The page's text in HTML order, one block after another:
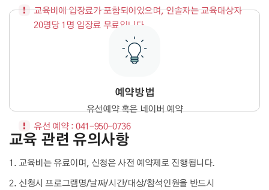
교육비에 입장료가 포함되어있으며, 인솔자는 교육대상자
20명당 1명 입장료 무료입니다.
예약방법
유선예약 혹은 네이버 예약
유선 예약 : 041-950-0736
교육 관련 유의사항
1. 교육비는 유료이며, 신청은 사전 예약제로 진행됩니다.
2. 신청시 프로그램명/날짜/시간/대상/참석인원을 반드시